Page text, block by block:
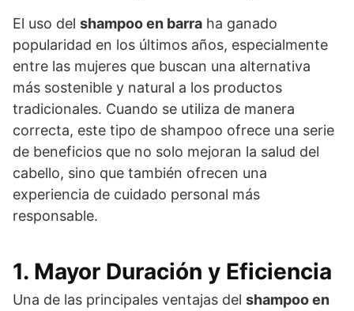
El uso del shampoo en barra ha ganado
popularidad en los últimos años, especialmente
entre las mujeres que buscan una alternativa
más sostenible y natural a los productos
tradicionales. Cuando se utiliza de manera
correcta, este tipo de shampoo ofrece una serie
de beneficios que no solo mejoran la salud del
cabello, sino que también ofrecen una
experiencia de cuidado personal más
responsable.
1. Mayor Duración y Eficiencia
Una de las principales ventajas del shampoo en